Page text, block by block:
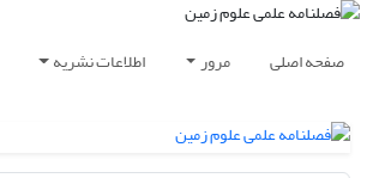
صفحه اصلی مرور اطلاعات نشریه